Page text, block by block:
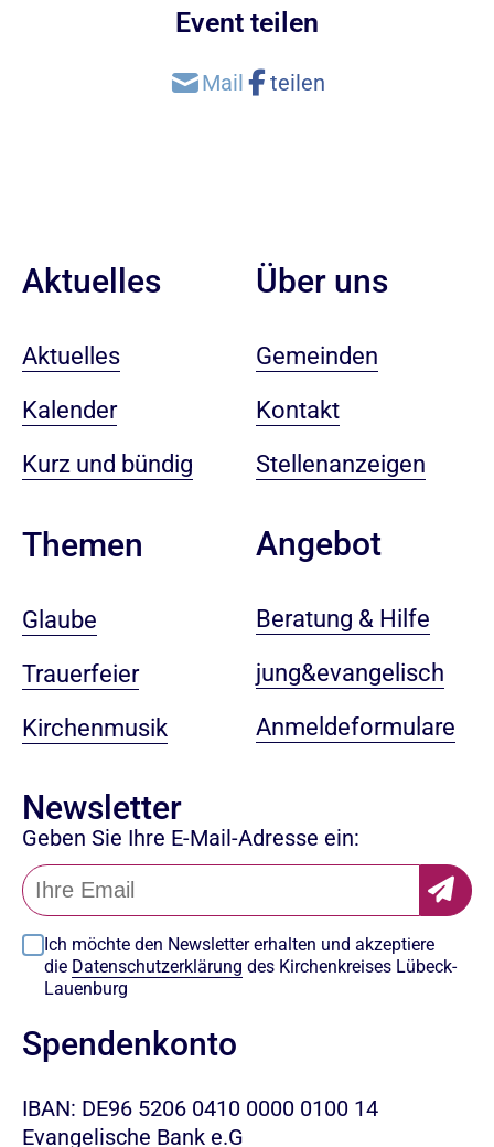
Event teilen
Aktuelles
Aktuelles
Kalender
Kurz und bündig
Themen
Glaube
Trauerfeier
Kirchenmusik
Über uns
Gemeinden
Kontakt
Stellenanzeigen
Angebot
Beratung & Hilfe
jung&evangelisch
Anmeldeformulare
Newsletter
Geben Sie Ihre E-Mail-Adresse ein:
Ich möchte den Newsletter erhalten und akzeptiere
die Datenschutzerklärung des Kirchenkreises Lübeck-
Lauenburg
Spendenkonto
IBAN: DE96 5206 0410 0000 0100 14
Evangelische Bank e.G